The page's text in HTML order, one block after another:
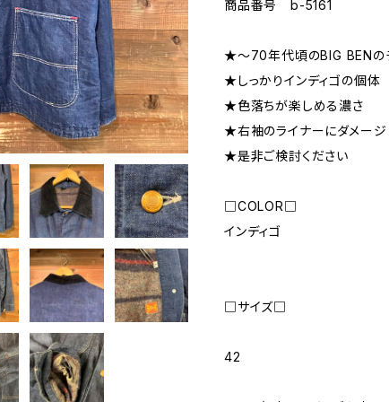
商品番号 b-5161
★〜70年代頃のBIG BENの
★しっかりインディゴの個体
★色落ちが楽しめる濃さ
★右袖のライナーにダメージ
★是非ご検討ください
□COLOR□
インディゴ
□サイズ□
42